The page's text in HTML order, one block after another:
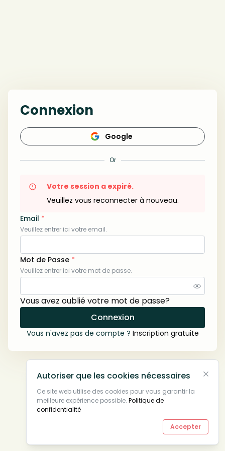
Connexion
Google
Or
Votre session a expiré.
Veuillez vous reconnecter à nouveau.
Email *
Veuillez entrer ici votre email.
Mot de Passe *
Veuillez entrer ici votre mot de passe.
Vous avez oublié votre mot de passe?
Connexion
Vous n'avez pas de compte ? Inscription gratuite
Autoriser que les cookies nécessaires
Ce site web utilise des cookies pour vous garantir la
meilleure expérience possible. Politique de
confidentialité
Accepter